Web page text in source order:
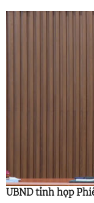
UBND tỉnh họp